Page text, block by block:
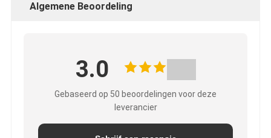
Algemene Beoordeling
3.0
Gebaseerd op 50 beoordelingen voor deze
leverancier